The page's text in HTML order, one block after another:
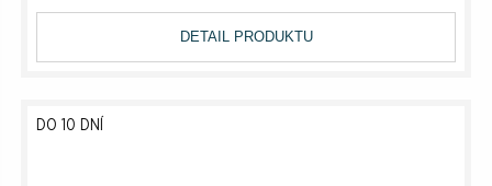
DETAIL PRODUKTU
DO 10 DNÍ